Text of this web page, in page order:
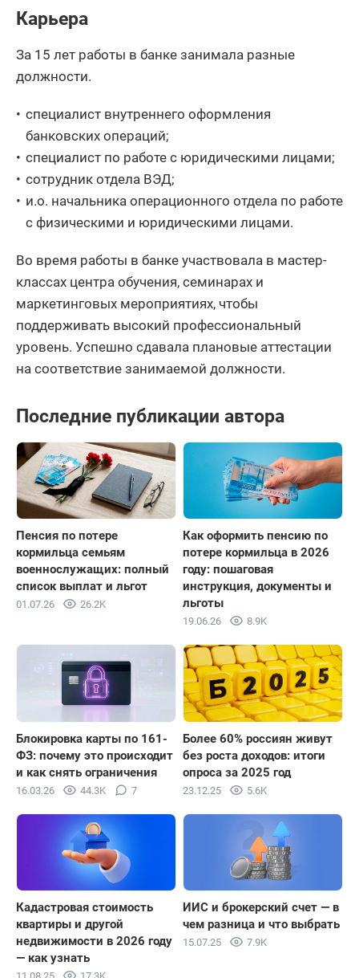
Карьера
За 15 лет работы в банке занимала разные
должности.
специалист внутреннего оформления
банковских операций;
специалист по работе с юридическими лицами;
сотрудник отдела ВЭД;
и.о. начальника операционного отдела по работе
с физическими и юридическими лицами.
Во время работы в банке участвовала в мастер-
классах центра обучения, семинарах и
маркетинговых мероприятиях, чтобы
поддерживать высокий профессиональный
уровень. Успешно сдавала плановые аттестации
на соответствие занимаемой должности.
Последние публикации автора
Пенсия по потере
кормильца семьям
военнослужащих: полный
список выплат и льгот
01.07.26 26.2K
Как оформить пенсию по
потере кормильца в 2026
году: пошаговая
инструкция, документы и
льготы
19.06.26 8.9K
Блокировка карты по 161-
ФЗ: почему это происходит
и как снять ограничения
16.03.26 44.3K 7
Более 60% россиян живут
без роста доходов: итоги
опроса за 2025 год
23.12.25 5.6K
Кадастровая стоимость
квартиры и другой
недвижимости в 2026 году
— как узнать
ИИС и брокерский счет — в
чем разница и что выбрать
15.07.25 7.9K